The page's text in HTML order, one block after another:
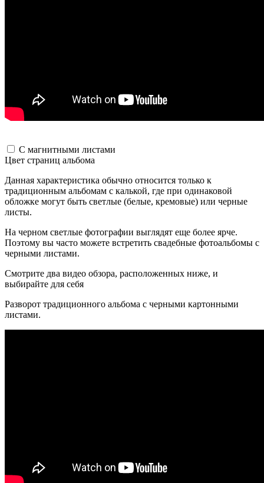
С магнитными листами
Цвет страниц альбома
Данная характеристика обычно относится только к
традиционным альбомам с калькой, где при одинаковой
обложке могут быть светлые (белые, кремовые) или черные
листы.
На черном светлые фотографии выглядят еще более ярче.
Поэтому вы часто можете встретить свадебные фотоальбомы с
черными листами.
Смотрите два видео обзора, расположенных ниже, и
выбирайте для себя
Разворот традиционного альбома с черными картонными
листами.